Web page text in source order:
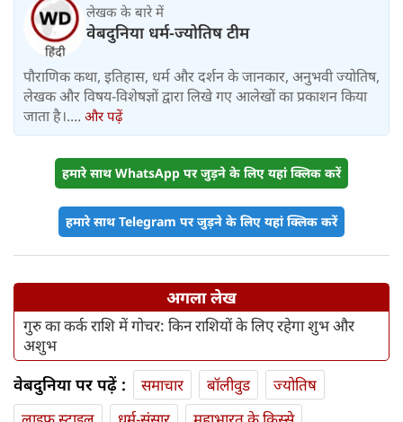
लेखक के बारे में
वेबदुनिया धर्म-ज्योतिष टीम
पौराणिक कथा, इतिहास, धर्म और दर्शन के जानकार, अनुभवी ज्योतिष,
लेखक और विषय-विशेषज्ञों द्वारा लिखे गए आलेखों का प्रकाशन किया
जाता है।.... और पढ़ें
हमारे साथ WhatsApp पर जुड़ने के लिए यहां क्लिक करें
हमारे साथ Telegram पर जुड़ने के लिए यहां क्लिक करें
अगला लेख
गुरु का कर्क राशि में गोचर: किन राशियों के लिए रहेगा शुभ और
अशुभ
वेबदुनिया पर पढ़ें : समाचार बॉलीवुड
ज्योतिष